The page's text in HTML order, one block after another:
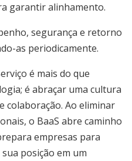
garantir alinhamento.
segurança e retorno
as periodicamente.
é mais do que
é abraçar uma cultura
colaboração. Ao eliminar
o BaaS abre caminho
empresas para
posição em um